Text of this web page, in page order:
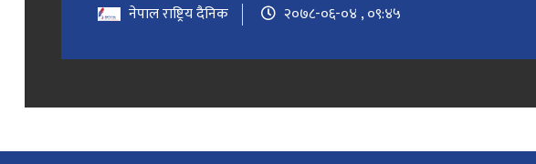
नेपाल राष्ट्रिय दैनिक २०७८-०६-०४ , ०९:४५